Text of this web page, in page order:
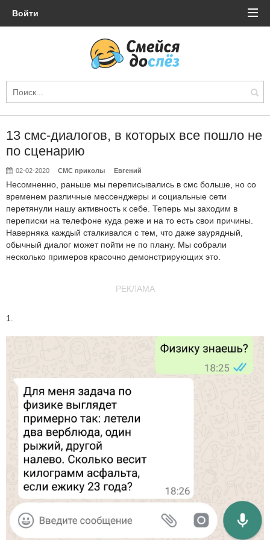
Войти
13 смс-диалогов, в которых все пошло не
по сценарию
02-02-2020 СМС приколы Евгений
Несомненно, раньше мы переписывались в смс больше, но со
временем различные мессенджеры и социальные сети
перетянули нашу активность к себе. Теперь мы заходим в
переписки на телефоне куда реже и на то есть свои причины.
Наверняка каждый сталкивался с тем, что даже заурядный,
обычный диалог может пойти не по плану. Мы собрали
несколько примеров красочно демонстрирующих это.
РЕКЛАМА
1.